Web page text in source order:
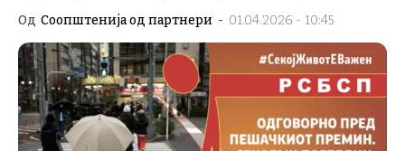
Од Соопштенија од партнери - 01.04.2026 - 10:45